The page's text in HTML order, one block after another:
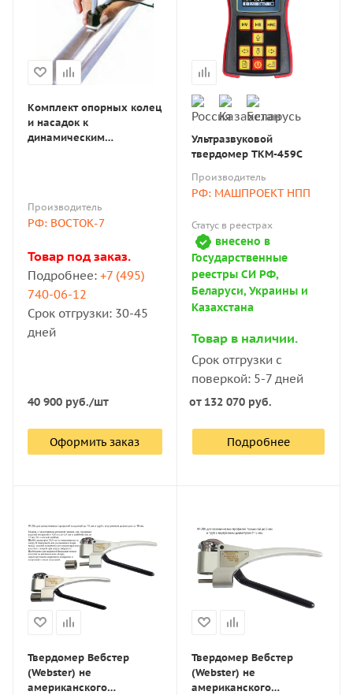
Комплект опорных колец
и насадок к
динамическим
Производитель
РФ: ВОСТОК-7
Товар под заказ.
Подробнее: +7 (495)
740-06-12
Срок отгрузки: 30-45
дней
40 900 руб./шт
Оформить заказ
Ультразвуковой
твердомер ТКМ-459C
Производитель
РФ: МАШПРОЕКТ НПП
Статус в реестрах
внесено в
Государственные
реестры СИ РФ,
Беларуси, Украины и
Казахстана
Товар в наличии.
Срок отгрузки с
поверкой: 5-7 дней
от 132 070 руб.
Подробнее
Твердомер Вебстер
(Webster) не
американского
Твердомер Вебстер
(Webster) не
американского